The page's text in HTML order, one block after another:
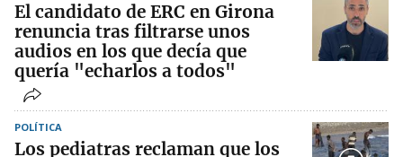
El candidato de ERC en Girona
renuncia tras filtrarse unos
audios en los que decía que
quería "echarlos a todos"
POLÍTICA
Los pediatras reclaman que los